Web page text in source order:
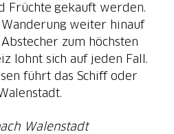
Früchte gekauft werden.
weiter hinauf
zum höchsten
lohnt sich auf jeden Fall.
führt das Schiff oder
Walenstadt